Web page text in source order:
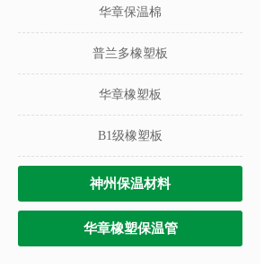
华章保温棉
普兰多橡塑板
华章橡塑板
B1级橡塑板
神州保温材料
华章橡塑保温管